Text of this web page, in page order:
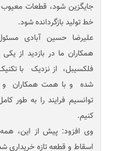
جایگزین شود، قطعات
خط تولید بازگردانده شود.
علیرضا حسین آبادی
همکاران ما در بازدید از
فلکسیبل، از نزدیک با تکنیک
شده و با همت همکاران
توانسیم فرایند را به طور
کنیم.
وی افزود: پیش از این،
اسقاط و قطعه تازه